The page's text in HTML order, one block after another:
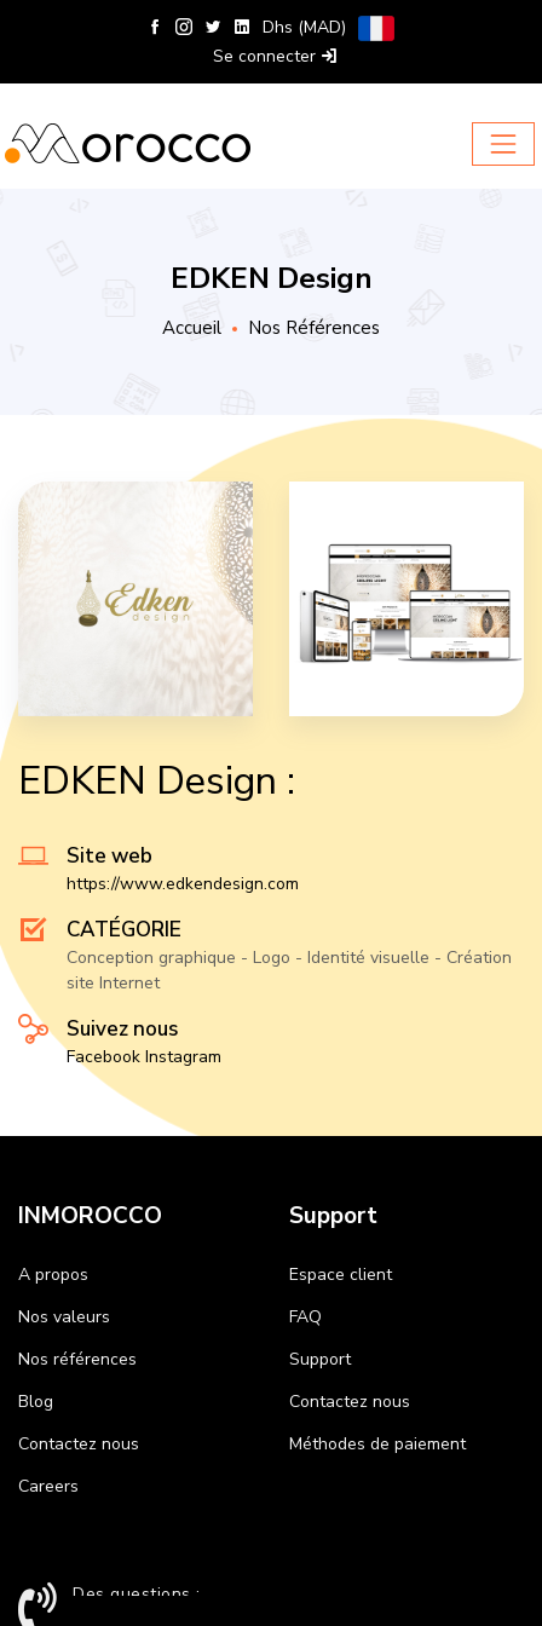
Dhs (MAD)
Se connecter
EDKEN Design
Accueil Nos Références
EDKEN Design :
Site web
https://www.edkendesign.com
CATÉGORIE
Conception graphique - Logo - Identité visuelle - Création
site Internet
Suivez nous
Facebook Instagram
INMOROCCO
A propos
Nos valeurs
Nos références
Blog
Contactez nous
Careers
Support
Espace client
FAQ
Support
Contactez nous
Méthodes de paiement
Des questions :